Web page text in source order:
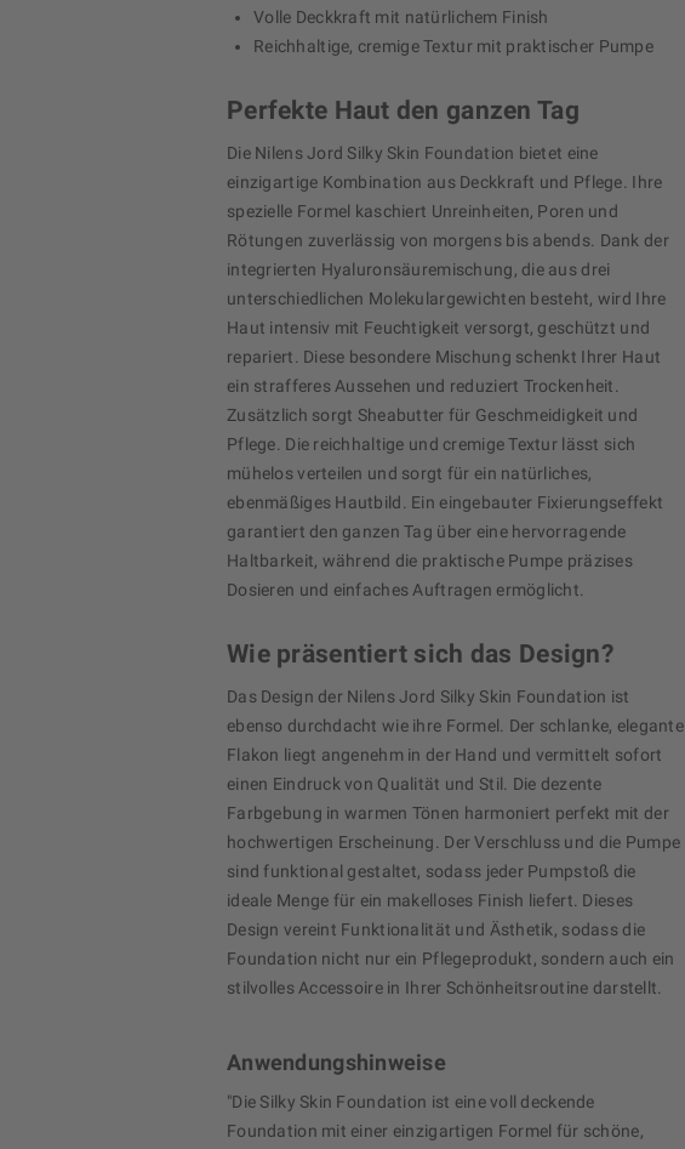
Volle Deckkraft mit natürlichem Finish
Reichhaltige, cremige Textur mit praktischer Pumpe
Perfekte Haut den ganzen Tag
Die Nilens Jord Silky Skin Foundation bietet eine
einzigartige Kombination aus Deckkraft und Pflege. Ihre
spezielle Formel kaschiert Unreinheiten, Poren und
Rötungen zuverlässig von morgens bis abends. Dank der
integrierten Hyaluronsäuremischung, die aus drei
unterschiedlichen Molekulargewichten besteht, wird Ihre
Haut intensiv mit Feuchtigkeit versorgt, geschützt und
repariert. Diese besondere Mischung schenkt Ihrer Haut
ein strafferes Aussehen und reduziert Trockenheit.
Zusätzlich sorgt Sheabutter für Geschmeidigkeit und
Pflege. Die reichhaltige und cremige Textur lässt sich
mühelos verteilen und sorgt für ein natürliches,
ebenmäßiges Hautbild. Ein eingebauter Fixierungseffekt
garantiert den ganzen Tag über eine hervorragende
Haltbarkeit, während die praktische Pumpe präzises
Dosieren und einfaches Auftragen ermöglicht.
Wie präsentiert sich das Design?
Das Design der Nilens Jord Silky Skin Foundation ist
ebenso durchdacht wie ihre Formel. Der schlanke, elegante
Flakon liegt angenehm in der Hand und vermittelt sofort
einen Eindruck von Qualität und Stil. Die dezente
Farbgebung in warmen Tönen harmoniert perfekt mit der
hochwertigen Erscheinung. Der Verschluss und die Pumpe
sind funktional gestaltet, sodass jeder Pumpstoß die
ideale Menge für ein makelloses Finish liefert. Dieses
Design vereint Funktionalität und Ästhetik, sodass die
Foundation nicht nur ein Pflegeprodukt, sondern auch ein
stilvolles Accessoire in Ihrer Schönheitsroutine darstellt.
Anwendungshinweise
"Die Silky Skin Foundation ist eine voll deckende
Foundation mit einer einzigartigen Formel für schöne,